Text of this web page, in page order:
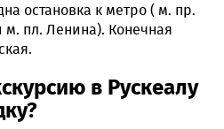
остановка к метро ( м. пр.
пл. Ленина). Конечная
в Рускеалу